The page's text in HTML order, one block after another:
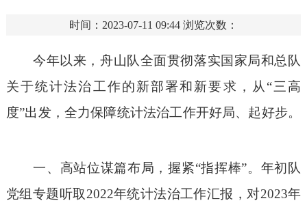
时间：2023-07-11 09:44 浏览次数：
今年以来，舟山队全面贯彻落实国家局和总队
关于统计法治工作的新部署和新要求，从 “三高
度”出发，全力保障统计法治工作开好局、起好步。
一、高站位谋篇布局，握紧“指挥棒”。年初队
党组专题听取2022年统计法治工作汇报，对2023年